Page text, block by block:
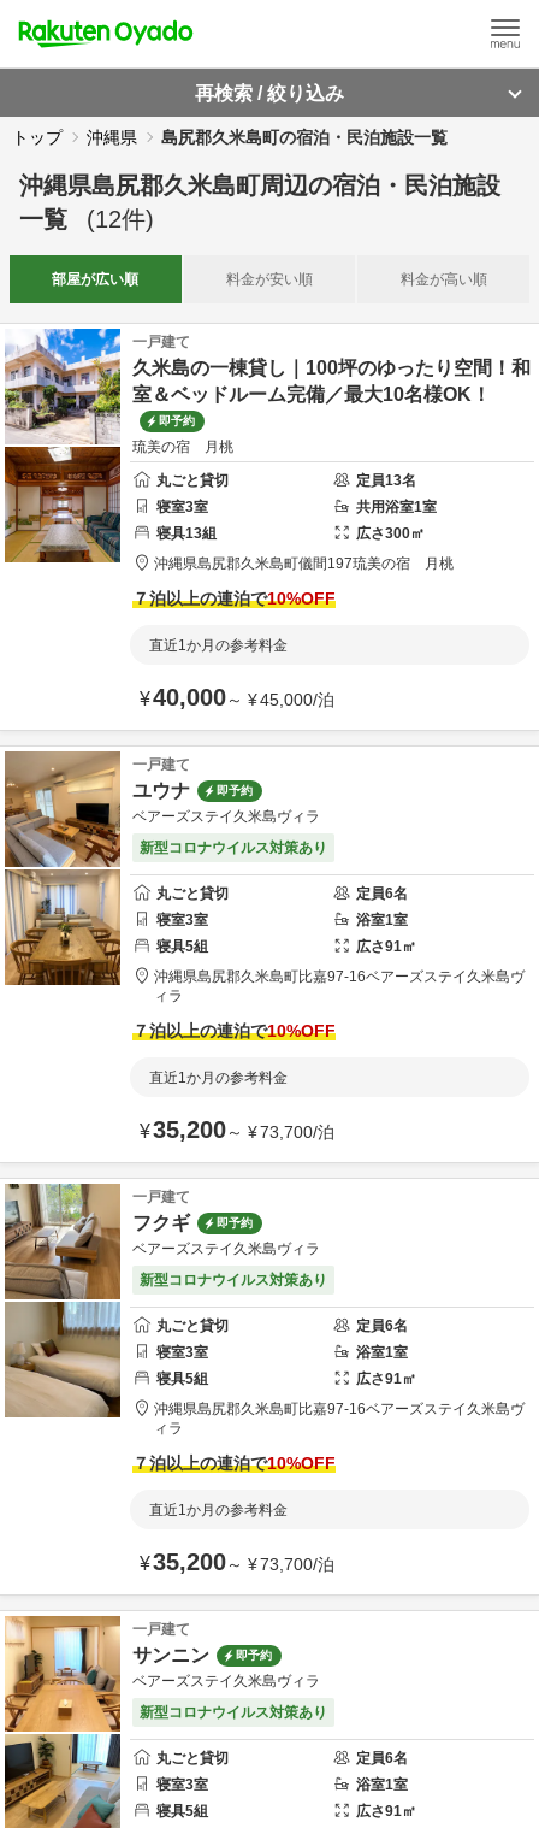
再検索 / 絞り込み
トップ 沖縄県 島尻郡久米島町の宿泊・民泊施設一覧
沖縄県島尻郡久米島町周辺の宿泊・民泊施設
一覧
(12件)
部屋が広い順 料金が安い順 料金が高い順
一戸建て
久米島の一棟貸し｜100坪のゆったり空間！和
室＆ベッドルーム完備／最大10名様OK！
即予約
琉美の宿 月桃
丸ごと貸切
定員13名
寝室3室 共用浴室1室
寝具13組 広さ300㎡
沖縄県島尻郡久米島町儀間197琉美の宿 月桃
７泊以上の連泊で10%OFF
直近1か月の参考料金
¥40,000～ ¥45,000/泊
一戸建て
ユウナ 即予約
ベアーズステイ久米島ヴィラ
新型コロナウイルス対策あり
丸ごと貸切 定員6名
寝室3室 浴室1室
寝具5組 広さ91㎡
沖縄県島尻郡久米島町比嘉97-16ベアーズステイ久米島ヴ
ィラ
７泊以上の連泊で10%OFF
直近1か月の参考料金
¥35,200～ ¥73,700/泊
一戸建て
フクギ 即予約
ベアーズステイ久米島ヴィラ
新型コロナウイルス対策あり
丸ごと貸切 定員6名
寝室3室 浴室1室
寝具5組 広さ91㎡
沖縄県島尻郡久米島町比嘉97-16ベアーズステイ久米島ヴ
ィラ
７泊以上の連泊で10%OFF
直近1か月の参考料金
¥35,200～ ¥73,700/泊
一戸建て
サンニン 即予約
ベアーズステイ久米島ヴィラ
新型コロナウイルス対策あり
丸ごと貸切 定員6名
寝室3室 浴室1室
寝具5組 広さ91㎡